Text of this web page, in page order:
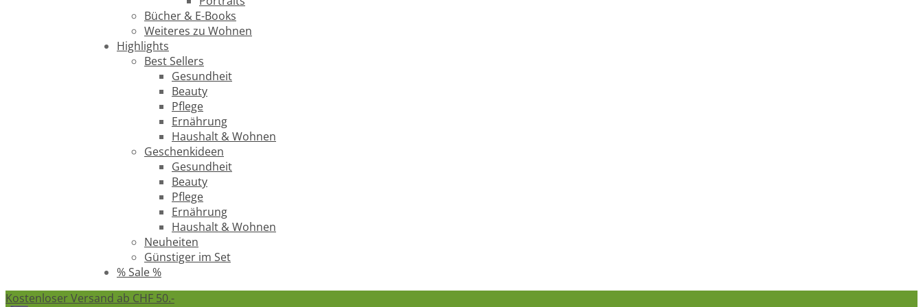
Bücher & E-Books
Weiteres zu Wohnen
Highlights
Best Sellers
Gesundheit
Beauty
Pflege
Ernährung
Haushalt & Wohnen
Geschenkideen
Gesundheit
Beauty
Pflege
Ernährung
Haushalt & Wohnen
Neuheiten
Günstiger im Set
% Sale %
Kostenloser Versand ab CHF 50.-